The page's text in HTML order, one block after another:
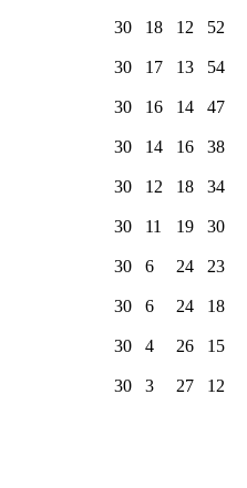
30 18 12 52
30 17 13 54
30 16 14 47
30 14 16 38
30 12 18 34
30 11 19 30
30 6 24 23
30 6 24 18
30 4 26 15
30 3 27 12